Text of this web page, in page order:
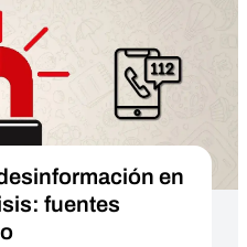
en
fuentes